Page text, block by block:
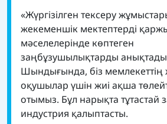
«Жүргізілген тексеру
жекеменшік мектептерді
мәселелерінде көптеген
заңбұзушылықтарды
Шындығында, біз мемлекеттің
оқушылар үшін жиі ақша
отымыз. Бұл нарықта тұтастай
индустрия қалыптасты.